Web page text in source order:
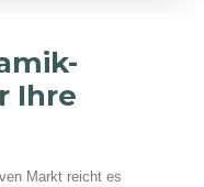
Ihre
Markt reicht es